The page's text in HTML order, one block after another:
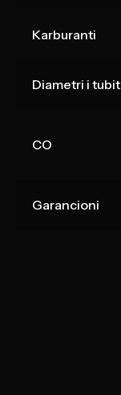
Karburanti
Diametri i tubit
CO
Garancioni